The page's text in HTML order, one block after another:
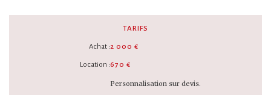
TARIFS
Achat :
Location :
2 000 €
670 €
Personnalisation sur devis.